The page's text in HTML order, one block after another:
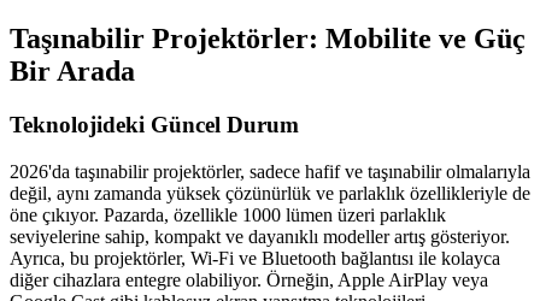
Taşınabilir Projektörler: Mobilite ve Güç
Bir Arada
Teknolojideki Güncel Durum
2026'da taşınabilir projektörler, sadece hafif ve taşınabilir olmalarıyla
değil, aynı zamanda yüksek çözünürlük ve parlaklık özellikleriyle de
öne çıkıyor. Pazarda, özellikle 1000 lümen üzeri parlaklık
seviyelerine sahip, kompakt ve dayanıklı modeller artış gösteriyor.
Ayrıca, bu projektörler, Wi-Fi ve Bluetooth bağlantısı ile kolayca
diğer cihazlara entegre olabiliyor. Örneğin, Apple AirPlay veya